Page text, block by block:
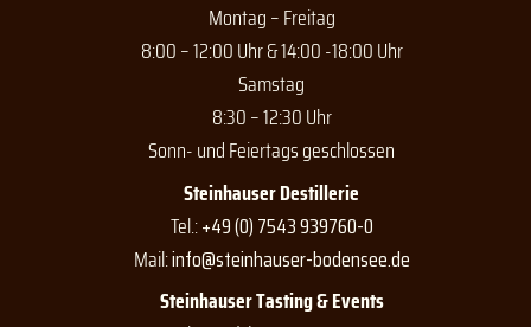
Montag – Freitag
8:00 – 12:00 Uhr & 14:00 -18:00 Uhr
Samstag
8:30 – 12:30 Uhr
Sonn- und Feiertags geschlossen
Steinhauser Destillerie
Tel.:+49 (0) 7543 939760-0
Mail:info@steinhauser-bodensee.de
Steinhauser Tasting & Events